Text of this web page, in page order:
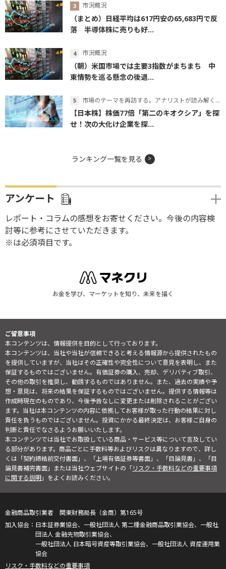
市況概況
（まとめ）日経平均は617円安の65,683円で反
落 半導体株に売りも好...
市況概況
（朝）米国市場では主要3指数がまちまち 中
東情勢を巡る懸念の後退...
市場のテーマを再訪する。アナリストが読み解くテーマの本質
【日本株】株価77倍「第二のキオクシア」を探
せ！次の大化け企業を探...
ランキング一覧を見る
アンケート
レポート・コラムの感想をお寄せください。今後の内容検
討等に参考にさせていただきます。
※は必須項目です。
お金を学び、マーケットを知り、未来を描く
ご留意事項
本コンテンツは、情報提供を目的として行っております。
本コンテンツは、当社や当社が信頼できると考える情報源から提供されたもの
を提供していますが、当社はその正確性や完全性について意見を表明し、また
保証するものではございません。有価証券の購入、売却、デリバティブ取引、
その他の取引を推奨し、勧誘するものではありません。また、過去の実績や予
想・意見は、将来の結果を保証するものではございません。提供する情報等は
作成時現在のものであり、今後予告なしに変更または削除されることがござい
ます。当社は本コンテンツの内容に依拠してお客様が取った行動の結果に対し
責任を負うものではございません。投資にかかる最終決定は、お客様ご自身の
判断と責任でなさるようお願いいたします。
本コンテンツでは当社でお取扱している商品・サービス等について言及してい
る部分があります。商品ごとに手数料等およびリスクは異なりますので、詳し
くは「契約締結前交付書面」、「上場有価証券等書面」、「目論見書」、「目
論見書補完書面」または当社ウェブサイトの「リスク・手数料などの重要事項
に関する説明」をよくお読みください。
金融商品取引業者 関東財務局長（金商）第165号
日本証券業協会、一般社団法人 第二種金融商品取引業協会、一般社
団法人 金融先物取引業協会、
一般社団法人 日本暗号資産等取引業協会、一般社団法人 資産運用業
協会
リスク・手数料などの重要事項